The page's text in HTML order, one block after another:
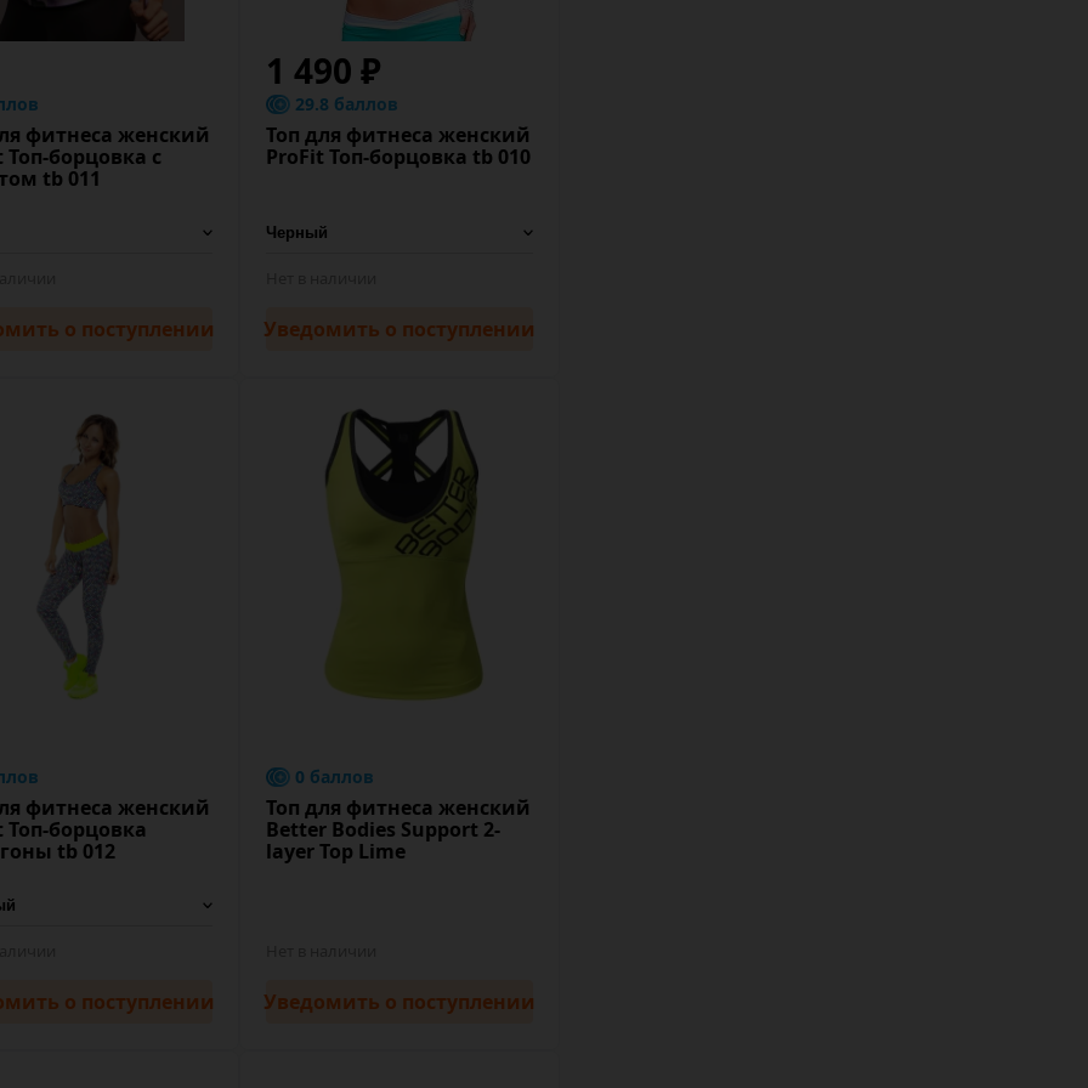
фитнеса женский
Топ-борцовка с
tb 011
о поступлении
1 490 ₽
29.8 баллов
Топ для фитнеса женский
ProFit Топ-борцовка tb 010
Уведомить о поступлении
фитнеса женский
Топ-борцовка
tb 012
о поступлении
0 баллов
Топ для фитнеса женский
Better Bodies Support 2-
layer Top Lime
Уведомить о поступлении